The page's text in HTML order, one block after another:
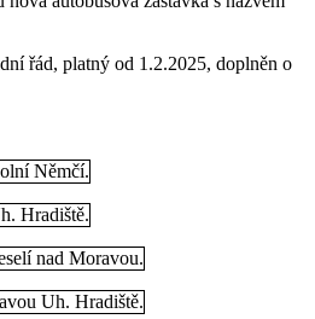
řád, platný od 1.2.2025, doplněn o